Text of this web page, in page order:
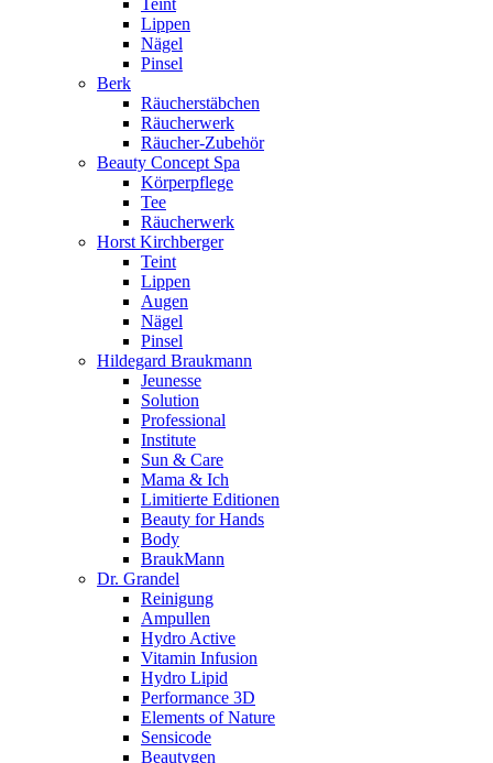
Teint
Lippen
Nägel
Pinsel
Berk
Räucherstäbchen
Räucherwerk
Räucher-Zubehör
Beauty Concept Spa
Körperpflege
Tee
Räucherwerk
Horst Kirchberger
Teint
Lippen
Augen
Nägel
Pinsel
Hildegard Braukmann
Jeunesse
Solution
Professional
Institute
Sun & Care
Mama & Ich
Limitierte Editionen
Beauty for Hands
Body
BraukMann
Dr. Grandel
Reinigung
Ampullen
Hydro Active
Vitamin Infusion
Hydro Lipid
Performance 3D
Elements of Nature
Sensicode
Beautygen